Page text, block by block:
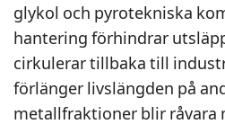
glykol och pyrotekniska
hantering förhindrar
cirkulerar tillbaka till
förlänger livslängden på
metallfraktioner blir råvara